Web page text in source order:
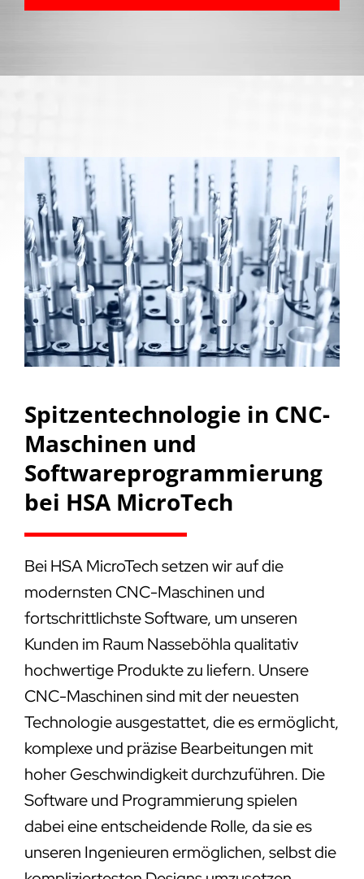
Spitzentechnologie in CNC-
Maschinen und
Softwareprogrammierung
bei HSA MicroTech
Bei HSA MicroTech setzen wir auf die
modernsten CNC-Maschinen und
fortschrittlichste Software, um unseren
Kunden im Raum Nasseböhla qualitativ
hochwertige Produkte zu liefern. Unsere
CNC-Maschinen sind mit der neuesten
Technologie ausgestattet, die es ermöglicht,
komplexe und präzise Bearbeitungen mit
hoher Geschwindigkeit durchzuführen. Die
Software und Programmierung spielen
dabei eine entscheidende Rolle, da sie es
unseren Ingenieuren ermöglichen, selbst die